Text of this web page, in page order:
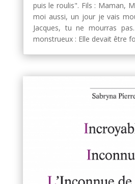
puis le roulis". Fils : Maman,
moi aussi, un jour je vais
Jacques, tu ne mourras
monstrueux : Elle devait être